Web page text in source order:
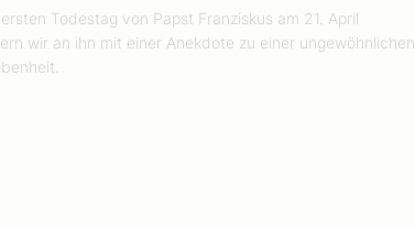
Todestag von Papst Franziskus am 21. April
wir an ihn mit einer Anekdote zu einer ungewöhnlichen